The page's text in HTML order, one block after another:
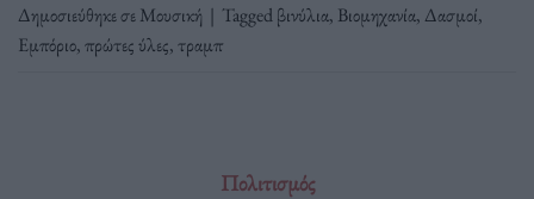
Δημοσιεύθηκε σεΜουσική | Taggedβινύλια, Βιομηχανία, Δασμοί,
Εμπόριο,πρώτες ύλες,τραμπ
Πολιτισμός